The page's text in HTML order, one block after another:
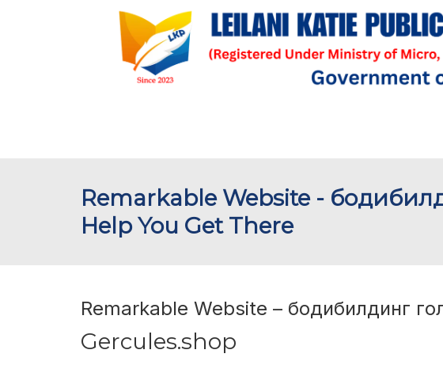
Remarkable Website -
Help You Get There
Remarkable Website – бодибилдинг
Gercules.shop